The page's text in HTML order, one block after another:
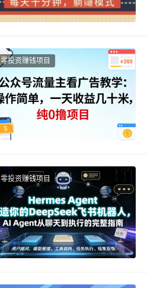
零投资赚钱项目
零投资赚钱项目